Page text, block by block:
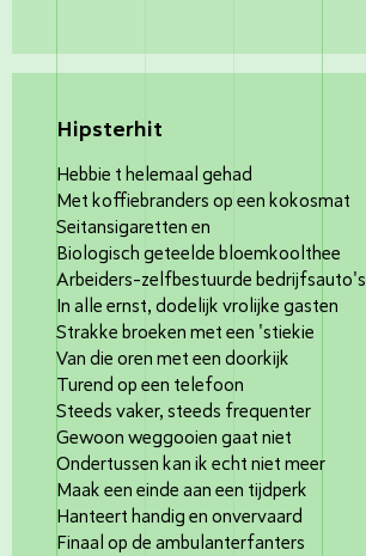
Hipsterhit
Hebbie t helemaal gehad
Met koffiebranders op een kokosmat
Seitansigaretten en
Biologisch geteelde bloemkoolthee
Arbeiders-zelfbestuurde bedrijfsauto's
In alle ernst, dodelijk vrolijke gasten
Strakke broeken met een 'stiekie
Van die oren met een doorkijk
Turend op een telefoon
Steeds vaker, steeds frequenter
Gewoon weggooien gaat niet
Ondertussen kan ik echt niet meer
Maak een einde aan een tijdperk
Hanteert handig en onvervaard
Finaal op de ambulanterfanters